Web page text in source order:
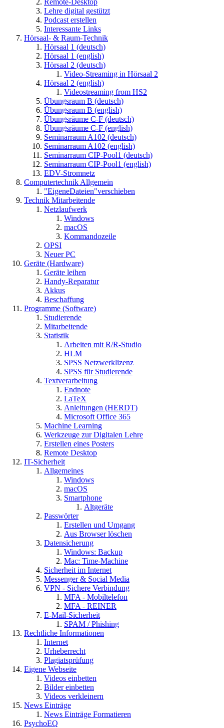
Remote-Desktop
Lehre digital gestützt
Podcast erstellen
Interessante Links
Hörsaal- & Raum-Technik
Hörsaal 1 (deutsch)
Hörsaal 1 (english)
Hörsaal 2 (deutsch)
Video-Streaming in Hörsaal 2
Hörsaal 2 (english)
Videostreaming from HS2
Übungsraum B (deutsch)
Übungsraum B (english)
Übungsräume C-F (deutsch)
Übungsräume C-F (english)
Seminarraum A102 (deutsch)
Seminarraum A102 (english)
Seminarraum CIP-Pool1 (deutsch)
Seminarraum CIP-Pool1 (english)
EDV-Stromnetz
Computertechnik Allgemein
"EigeneDateien"verschieben
Technik Mitarbeitende
Netzlaufwerk
Windows
macOS
Kommandozeile
OPSI
Neuer PC
Geräte (Hardware)
Geräte leihen
Handy-Reparatur
Akkus
Beschaffung
Programme (Software)
Studierende
Mitarbeitende
Statistik
Arbeiten mit R/R-Studio
HLM
SPSS Netzwerklizenz
SPSS für Studierende
Textverarbeitung
Endnote
LaTeX
Anleitungen (HERDT)
Microsoft Office 365
Machine Learning
Werkzeuge zur Digitalen Lehre
Erstellen eines Posters
Remote Desktop
IT-Sicherheit
Allgemeines
Windows
macOS
Smartphone
Altgeräte
Passwörter
Erstellen und Umgang
Aus Browser löschen
Datensicherung
Windows: Backup
Mac: Time-Machine
Sicherheit im Internet
Messenger & Social Media
VPN - Sichere Verbindung
MFA - Mobiltelefon
MFA - REINER
E-Mail-Sicherheit
SPAM / Phishing
Rechtliche Informationen
Internet
Urheberrecht
Plagiatsprüfung
Eigene Webseite
Videos einbetten
Bilder einbetten
Videos verkleinern
News Einträge
News Einträge Formatieren
PsychoEQ